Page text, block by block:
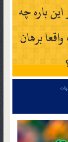
باره چه
برهان